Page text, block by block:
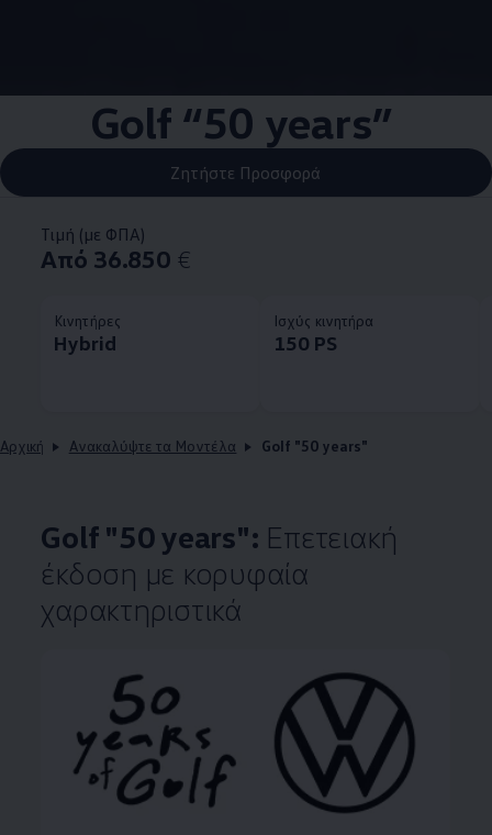
Golf “50 years”
Ζητήστε Προσφορά
Τιμή (με ΦΠΑ)
Από 36.850 €
Κινητήρες
Hybrid
Ισχύς κινητήρα
150 PS
Αρχική Ανακαλύψτε τα Μοντέλα Golf "50 years"
Golf "50 years": Επετειακή
έκδοση με κορυφαία
χαρακτηριστικά